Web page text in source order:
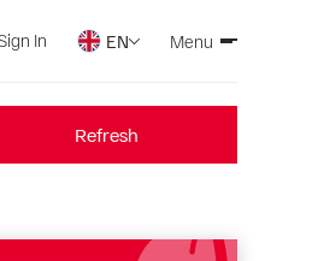
In EN Menu
Refresh